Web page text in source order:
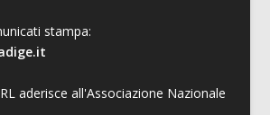
stampa:
aderisce all'Associazione Nazionale